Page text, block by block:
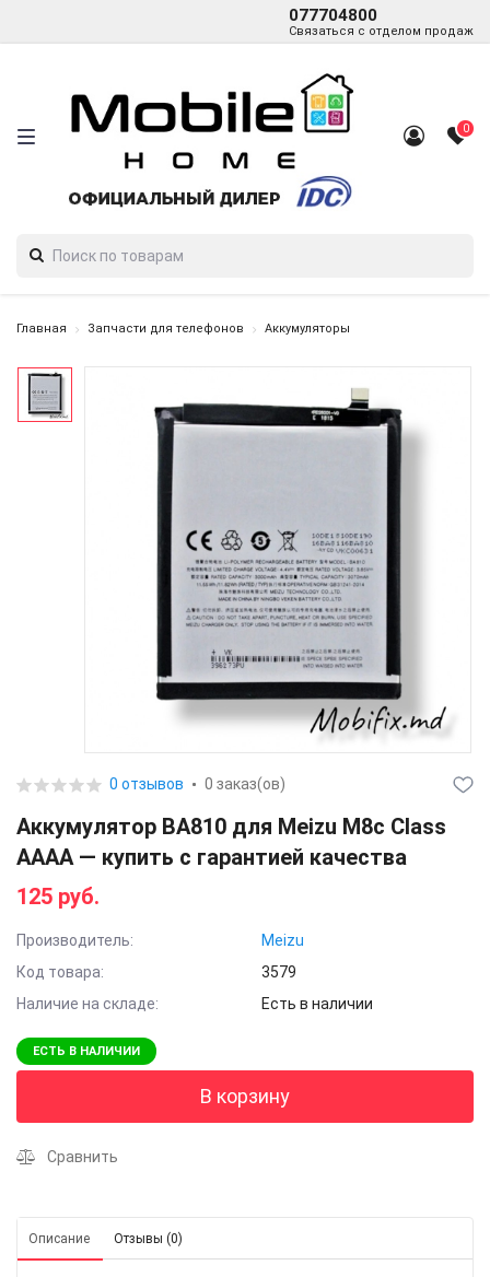
077704800
Связаться с отделом продаж
0
Главная Запчасти для телефонов Аккумуляторы
0 отзывов 0 заказ(ов)
Аккумулятор BA810 для Meizu M8c Class
AAAA — купить с гарантией качества
125 руб.
Производитель:
Meizu
Код товара:
3579
Наличие на складе:
Есть в наличии
ЕСТЬ В НАЛИЧИИ
В корзину
Сравнить
Описание Отзывы (0)